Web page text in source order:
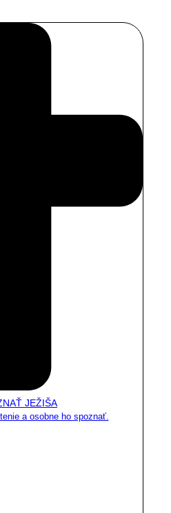
JEŽIŠA
a osobne ho spoznať.